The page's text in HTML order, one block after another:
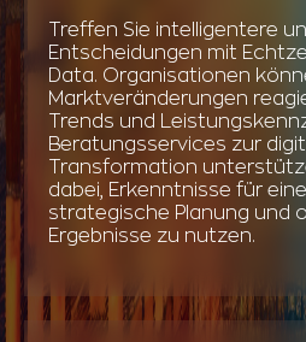
Treffen Sie intelligentere
Entscheidungen mit
Data. Organisationen
Marktveränderungen
Trends und
Beratungsservices zur
Transformation
dabei, Erkenntnisse für
strategische Planung und
Ergebnisse zu nutzen.